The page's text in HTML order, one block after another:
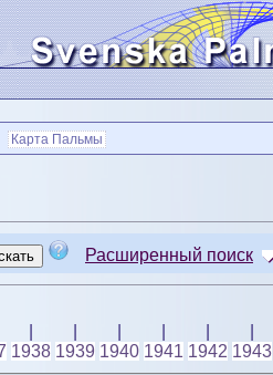
Карта Пальмы
Расширенный поиск
1938 1939 1940 1941 1942 1943